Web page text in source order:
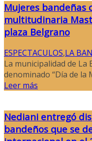
Mujeres bandeñas
multitudinaria
plaza Belgrano
ESPECTACULOS,LA
La municipalidad de
denominado “Día de la
Leer más
Nediani entregó
bandeños que se